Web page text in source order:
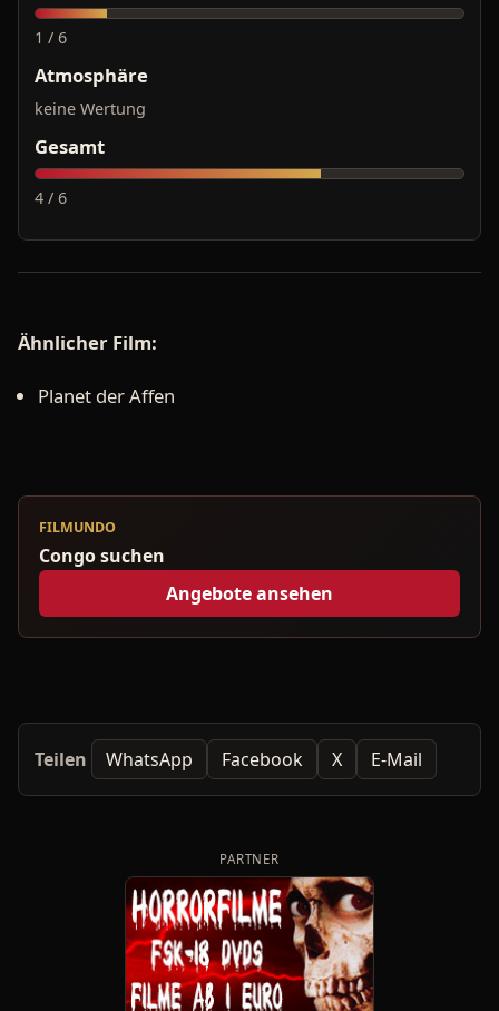
1 / 6
Atmosphäre
keine Wertung
Gesamt
4 / 6
Ähnlicher Film:
Planet der Affen
FILMUNDO
Congo suchen
Angebote ansehen
Teilen WhatsApp Facebook X E-Mail
PARTNER